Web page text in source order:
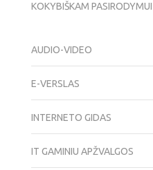
KOKYBIŠKAM PASIRODYMUI
AUDIO-VIDEO
E-VERSLAS
INTERNETO GIDAS
IT GAMINIU APŽVALGOS